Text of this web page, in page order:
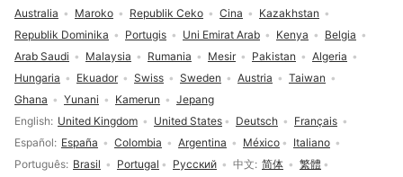
Pilihan bahasa
English United Kingdom United States Deutsch
Français
Español
España Colombia Argentina México
Italiano
Português Brasil Portugal Русский 中文 简体
繁體
Australia
Maroko Republik Ceko Cina
Kazakhstan
Republik Dominika
Portugis Uni Emirat Arab Kenya
Belgia
Arab Saudi
Malaysia Rumania Mesir Pakistan
Algeria
Hungaria
Ekuador Swiss Sweden Austria
Taiwan
Ghana
Yunani Kamerun Jepang